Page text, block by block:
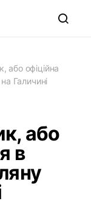
або офіційна
Галичині
або
в